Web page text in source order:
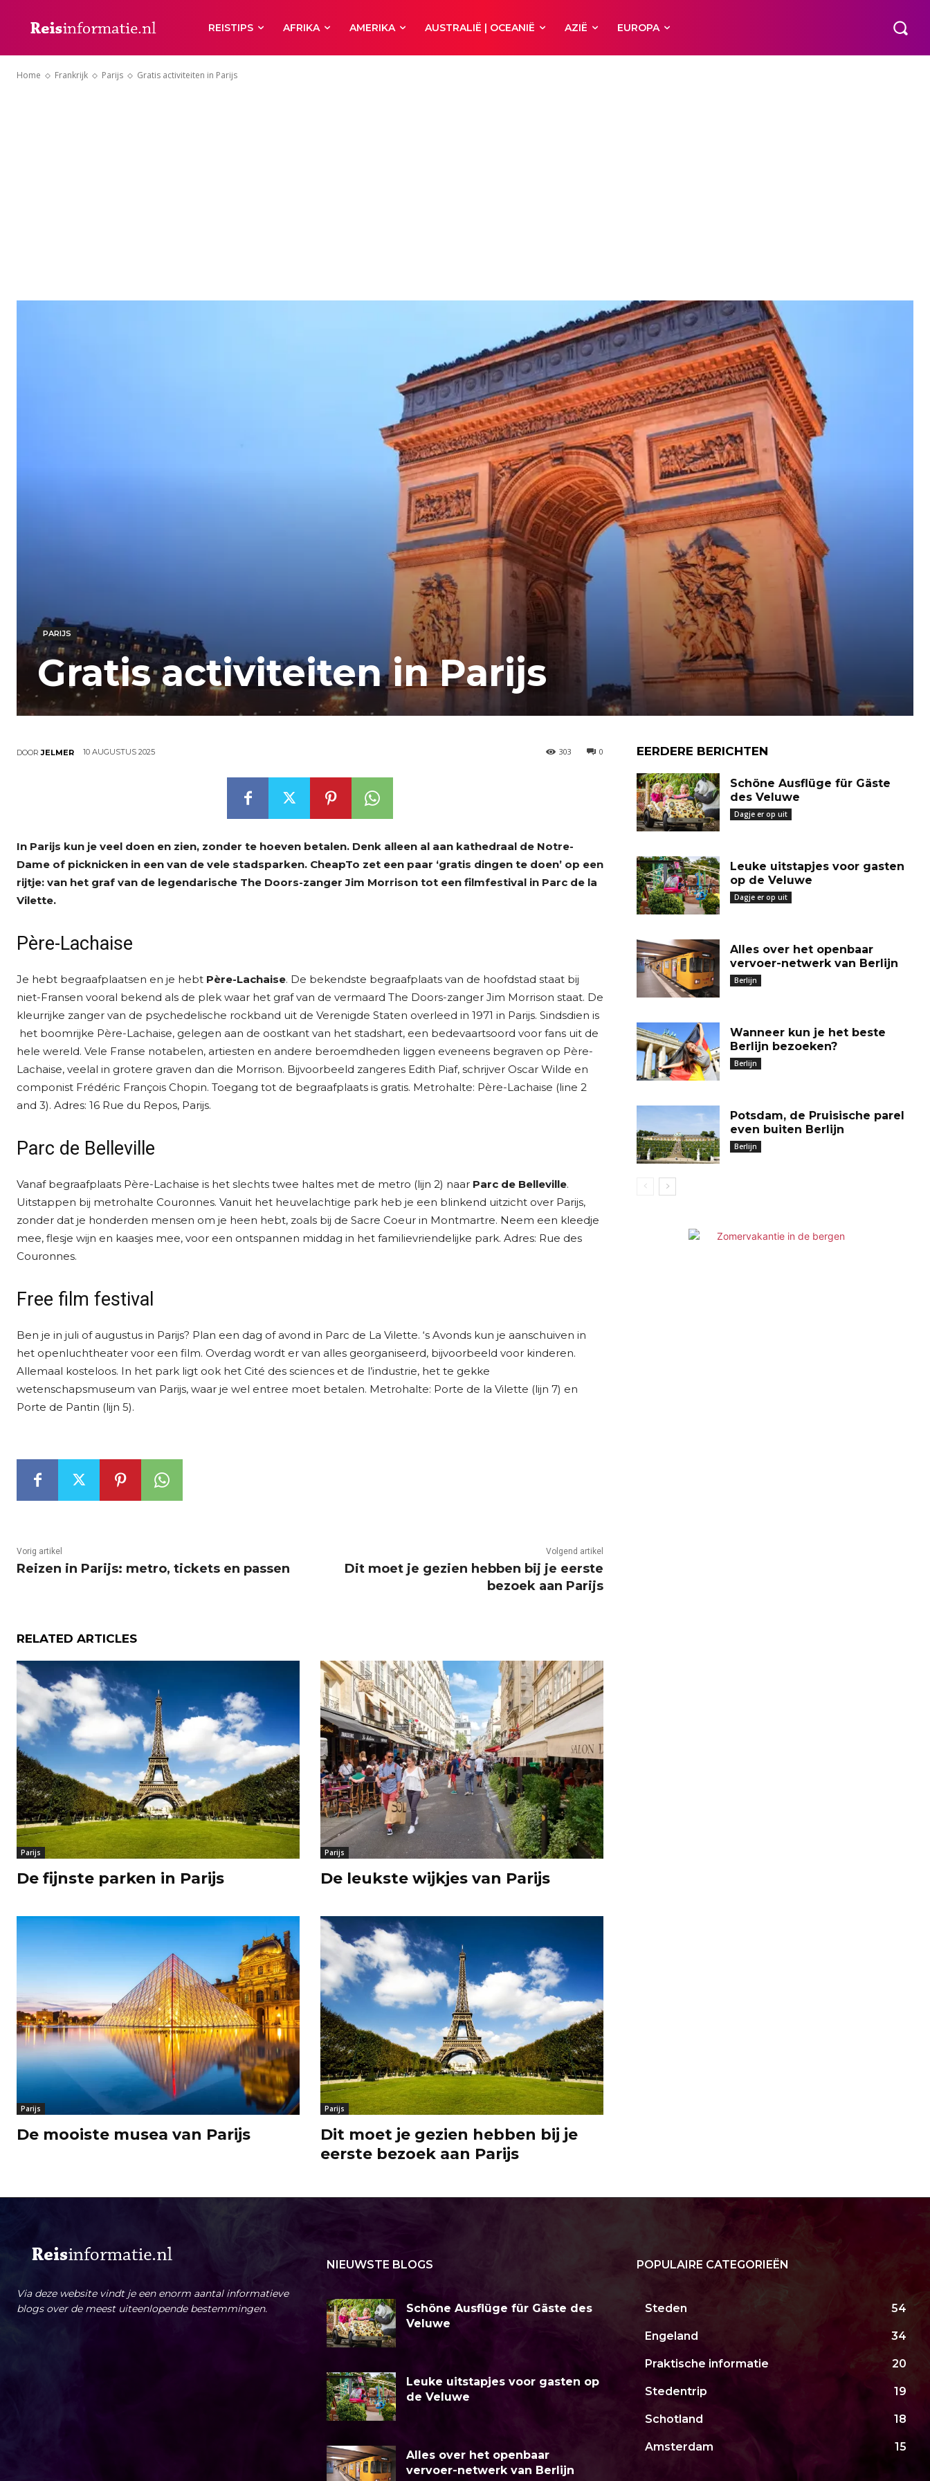
REISTIPS AFRIKA AMERIKA AUSTRALIË | OCEANIË AZIË EUROPA
Home Frankrijk Parijs Gratis activiteiten in Parijs
PARIJS
Gratis activiteiten in Parijs
DOOR JELMER 10 AUGUSTUS 2025 0
303
In Parijs kun je veel doen en zien, zonder te hoeven betalen. Denk alleen al aan kathedraal de Notre-
Dame of picknicken in een van de vele stadsparken. CheapTo zet een paar ‘gratis dingen te doen’ op een
rijtje: van het graf van de legendarische The Doors-zanger Jim Morrison tot een filmfestival in Parc de la
Vilette.
Père-Lachaise
Je hebt begraafplaatsen en je hebt Père-Lachaise. De bekendste begraafplaats van de hoofdstad staat bij
niet-Fransen vooral bekend als de plek waar het graf van de vermaard The Doors-zanger Jim Morrison staat. De
kleurrijke zanger van de psychedelische rockband uit de Verenigde Staten overleed in 1971 in Parijs. Sindsdien is
het boomrijke Père-Lachaise, gelegen aan de oostkant van het stadshart, een bedevaartsoord voor fans uit de
hele wereld. Vele Franse notabelen, artiesten en andere beroemdheden liggen eveneens begraven op Père-
Lachaise, veelal in grotere graven dan die Morrison. Bijvoorbeeld zangeres Edith Piaf, schrijver Oscar Wilde en
componist Frédéric François Chopin. Toegang tot de begraafplaats is gratis. Metrohalte: Père-Lachaise (line 2
and 3). Adres: 16 Rue du Repos, Parijs.
Parc de Belleville
Vanaf begraafplaats Père-Lachaise is het slechts twee haltes met de metro (lijn 2) naar Parc de Belleville.
Uitstappen bij metrohalte Couronnes. Vanuit het heuvelachtige park heb je een blinkend uitzicht over Parijs,
zonder dat je honderden mensen om je heen hebt, zoals bij de Sacre Coeur in Montmartre. Neem een kleedje
mee, flesje wijn en kaasjes mee, voor een ontspannen middag in het familievriendelijke park. Adres: Rue des
Couronnes.
Free film festival
Ben je in juli of augustus in Parijs? Plan een dag of avond in Parc de La Vilette. ‘s Avonds kun je aanschuiven in
het openluchtheater voor een film. Overdag wordt er van alles georganiseerd, bijvoorbeeld voor kinderen.
Allemaal kosteloos. In het park ligt ook het Cité des sciences et de l’industrie, het te gekke
wetenschapsmuseum van Parijs, waar je wel entree moet betalen. Metrohalte: Porte de la Vilette (lijn 7) en
Porte de Pantin (lijn 5).
Vorig artikel
Reizen in Parijs: metro, tickets en passen
Volgend artikel
Dit moet je gezien hebben bij je eerste
bezoek aan Parijs
RELATED ARTICLES
Parijs
De fijnste parken in Parijs
Parijs
De leukste wijkjes van Parijs
Parijs
De mooiste musea van Parijs
Parijs
Dit moet je gezien hebben bij je
eerste bezoek aan Parijs
EERDERE BERICHTEN
Schöne Ausflüge für Gäste
des Veluwe
Dagje er op uit
Leuke uitstapjes voor gasten
op de Veluwe
Dagje er op uit
Alles over het openbaar
vervoer-netwerk van Berlijn
Berlijn
Wanneer kun je het beste
Berlijn bezoeken?
Berlijn
Potsdam, de Pruisische parel
even buiten Berlijn
Berlijn
Via deze website vindt je een enorm aantal informatieve
blogs over de meest uiteenlopende bestemmingen.
NIEUWSTE BLOGS
Schöne Ausflüge für Gäste des
Veluwe
Leuke uitstapjes voor gasten op
de Veluwe
Alles over het openbaar
vervoer-netwerk van Berlijn
POPULAIRE CATEGORIEËN
Steden 54
Engeland 34
Praktische informatie 20
Stedentrip 19
Schotland 18
Amsterdam 15